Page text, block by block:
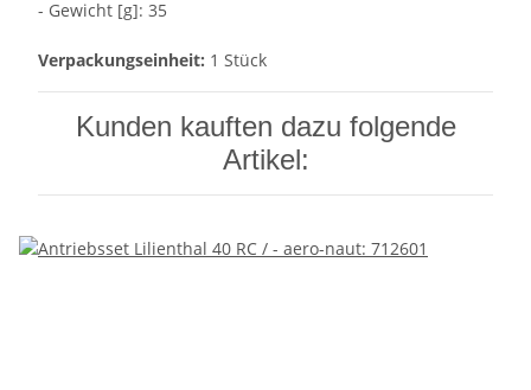
- Gewicht [g]: 35
Verpackungseinheit: 1 Stück
Kunden kauften dazu folgende
Artikel: